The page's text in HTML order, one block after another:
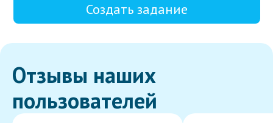
Создать задание
Отзывы наших
пользователей